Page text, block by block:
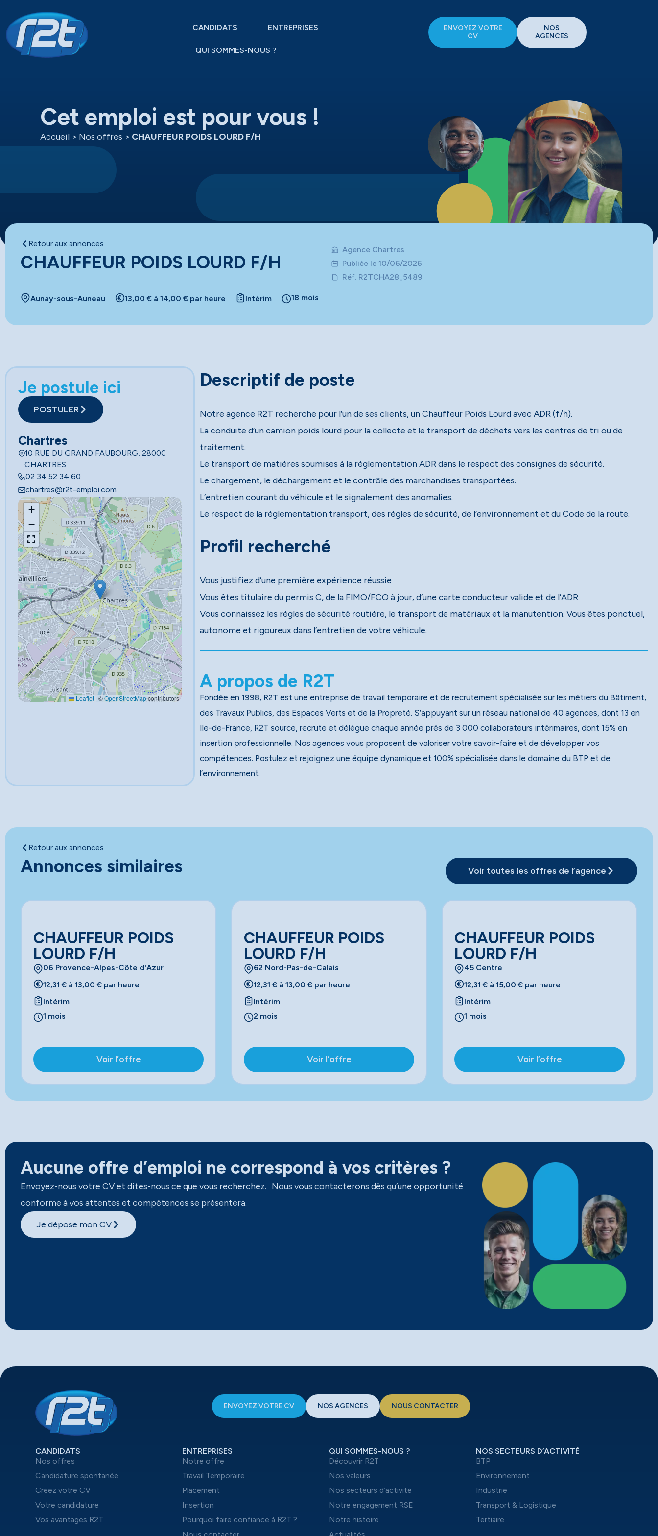
CANDIDATS ENTREPRISES
QUI SOMMES-NOUS ?
ENVOYEZ VOTRE
CV
NOS
AGENCES
Cet emploi est pour vous !
Accueil > Nos offres > CHAUFFEUR POIDS LOURD F/H
Retour aux annonces
CHAUFFEUR POIDS LOURD F/H
Agence Chartres
Publiée le 10/06/2026
Réf. R2TCHA28_5489
Aunay-sous-Auneau 13,00 € à 14,00 € par heure Intérim 18 mois
Je postule ici
POSTULER
Chartres
10 RUE DU GRAND FAUBOURG, 28000
CHARTRES
02 34 52 34 60
chartres@r2t-emploi.com
+
−
Leaflet | ©OpenStreetMapcontributors
Descriptif de poste
Notre agence R2T recherche pour l’un de ses clients, un Chauffeur Poids Lourd avec ADR (f/h).
La conduite d’un camion poids lourd pour la collecte et le transport de déchets vers les centres de tri ou de
traitement.
Le transport de matières soumises à la réglementation ADR dans le respect des consignes de sécurité.
Le chargement, le déchargement et le contrôle des marchandises transportées.
L’entretien courant du véhicule et le signalement des anomalies.
Le respect de la réglementation transport, des règles de sécurité, de l’environnement et du Code de la route.
Profil recherché
Vous justifiez d’une première expérience réussie
Vous êtes titulaire du permis C, de la FIMO/FCO à jour, d’une carte conducteur valide et de l’ADR
Vous connaissez les règles de sécurité routière, le transport de matériaux et la manutention. Vous êtes ponctuel,
autonome et rigoureux dans l’entretien de votre véhicule.
A propos de R2T
Fondée en 1998, R2T est une entreprise de travail temporaire et de recrutement spécialisée sur les métiers du Bâtiment,
des Travaux Publics, des Espaces Verts et de la Propreté. S’appuyant sur un réseau national de 40 agences, dont 13 en
Ile-de-France, R2T source, recrute et délègue chaque année près de 3 000 collaborateurs intérimaires, dont 15% en
insertion professionnelle. Nos agences vous proposent de valoriser votre savoir-faire et de développer vos
compétences. Postulez et rejoignez une équipe dynamique et 100% spécialisée dans le domaine du BTP et de
l’environnement.
Retour aux annonces
Annonces similaires Voir toutes les offres de l’agence
CHAUFFEUR POIDS
LOURD F/H
06 Provence-Alpes-Côte d'Azur
12,31 € à 13,00 € par heure
Intérim
1 mois
Voir l’offre
CHAUFFEUR POIDS
LOURD F/H
62 Nord-Pas-de-Calais
12,31 € à 13,00 € par heure
Intérim
2 mois
Voir l’offre
CHAUFFEUR POIDS
LOURD F/H
45 Centre
12,31 € à 15,00 € par heure
Intérim
1 mois
Voir l’offre
Aucune offre d’emploi ne correspond à vos critères ?
Envoyez-nous votre CV et dites-nous ce que vous recherchez. Nous vous contacterons dès qu’une opportunité
conforme à vos attentes et compétences se présentera.
Je dépose mon CV
ENVOYEZ VOTRE CV NOS AGENCES NOUS CONTACTER
CANDIDATS
Nos offres
Candidature spontanée
Créez votre CV
Votre candidature
Vos avantages R2T
ENTREPRISES
Notre offre
Travail Temporaire
Placement
Insertion
Pourquoi faire confiance à R2T ?
QUI SOMMES-NOUS ?
Découvrir R2T
Nos valeurs
Nos secteurs d’activité
Notre engagement RSE
Notre histoire
NOS SECTEURS D’ACTIVITÉ
BTP
Environnement
Industrie
Transport & Logistique
Tertiaire